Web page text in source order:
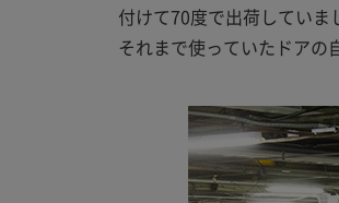
付けて70度で出荷してい
それまで使っていたドアの